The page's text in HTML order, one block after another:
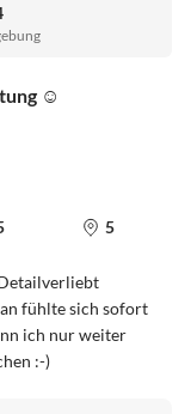
☺️
5
fühlte sich sofort
ich nur weiter
:-)